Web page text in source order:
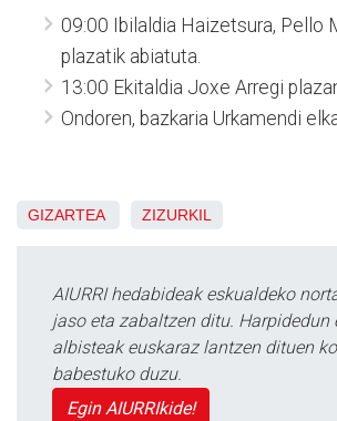
09:00 Ibilaldia Haizetsura, Pello
plazatik abiatuta.
13:00 Ekitaldia Joxe Arregi
Ondoren, bazkaria Urkamendi
GIZARTEA ZIZURKIL
AIURRI hedabideak eskualdeko
jaso eta zabaltzen ditu. Harpidedun
albisteak euskaraz lantzen dituen
babestuko duzu.
Egin AIURRIkide!